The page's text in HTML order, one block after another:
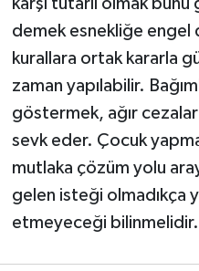
karşı tutarlı olmak
demek esnekliğe
kurallara ortak kararla
zaman yapılabilir.
göstermek, ağır
sevk eder. Çocuk
mutlaka çözüm yolu
gelen isteği olmadıkça
etmeyeceği bilinmelidir.